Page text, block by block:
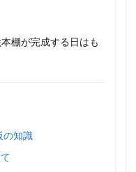
棚が完成する日はも
の知識